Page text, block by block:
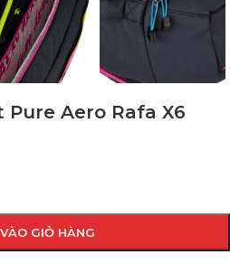
Aero Rafa X6
GIỎ HÀNG